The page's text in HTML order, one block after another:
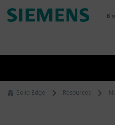
Skip
to
Solid Edge Resources
r
c